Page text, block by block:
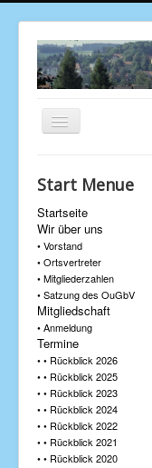
Navigation
Aktuelle Seite:
Start Menue
Startseite
Wir über uns
• Vorstand
• Ortsvertreter
• Mitgliederzahlen
• Satzung des OuGbV
Mitgliedschaft
• Anmeldung
Termine
• • Rückblick 2026
• • Rückblick 2025
• • Rückblick 2023
• • Rückblick 2024
• • Rückblick 2022
• • Rückblick 2021
• • Rückblick 2020